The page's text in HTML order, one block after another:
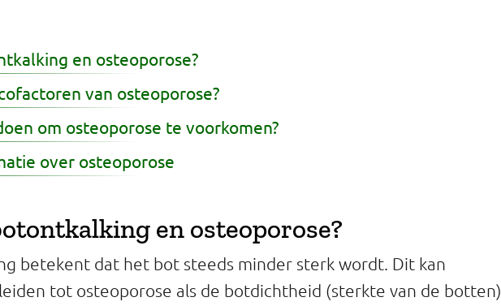
en osteoporose?
van osteoporose?
om osteoporose te voorkomen?
over osteoporose
en osteoporose?
betekent dat het bot steeds minder sterk wordt. Dit kan
tot osteoporose als de botdichtheid (sterkte van de botten)